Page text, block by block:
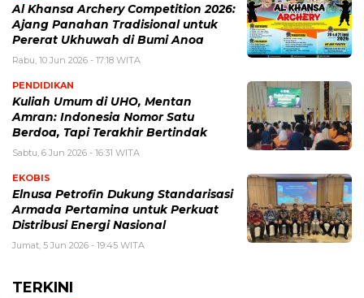
Al Khansa Archery Competition 2026:
Ajang Panahan Tradisional untuk
Pererat Ukhuwah di Bumi Anoa
Rabu, 10 Jun 2026 - 17:18 WITA
PENDIDIKAN
Kuliah Umum di UHO, Mentan
Amran: Indonesia Nomor Satu
Berdoa, Tapi Terakhir Bertindak
Sabtu, 6 Jun 2026 - 16:31 WITA
EKOBIS
Elnusa Petrofin Dukung Standarisasi
Armada Pertamina untuk Perkuat
Distribusi Energi Nasional
Jumat, 5 Jun 2026 - 19:45 WITA
TERKINI